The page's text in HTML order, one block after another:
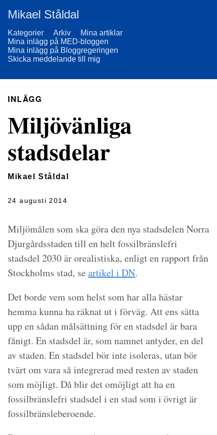
Mikael Ståldal
Kategorier Arkiv
Mina artiklar
Mina inlägg på MED-bloggen
Mina inlägg på Bloggregeringen
Skicka meddelande till mig
INLÄGG
Miljövänliga
stadsdelar
Mikael Ståldal
24 augusti 2014
Miljömålen som ska göra den nya stadsdelen Norra
Djurgårdsstaden till en helt fossilbränslefri
stadsdel 2030 är orealistiska, enligt en rapport från
Stockholms stad, se artikel i DN.
Det borde vem som helst som har alla hästar
hemma kunna ha räknat ut i förväg. Att ens sätta
upp en sådan målsättning för en stadsdel är bara
fånigt. En stadsdel är, som namnet antyder, en del
av staden. En stadsdel bör inte isoleras, utan bör
tvärt om vara så integrerad med resten av staden
som möjligt. Då blir det omöjligt att ha en
fossilbränslefri stadsdel i en stad som i övrigt är
fossilbränsleberoende.